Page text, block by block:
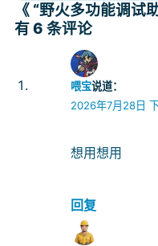
《 “野火多功能调试
有 6 条评论
喂宝说道：
2026年7月28日
想用想用
回复